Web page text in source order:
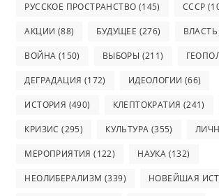
РУССКОЕ ПРОСТРАНСТВО (145) СССР
АКЦИИ (88) БУДУЩЕЕ (276) ВЛАСТЬ
ВОЙНА (150) ВЫБОРЫ (211)
ДЕГРАДАЦИЯ (172) ИДЕОЛОГИИ (66)
ИСТОРИЯ (490) КЛЕПТОКРАТИЯ (241)
КРИЗИС (295) КУЛЬТУРА (355)
МЕРОПРИЯТИЯ (122) НАУКА (132)
НЕОЛИБЕРАЛИЗМ (339) НОВЕЙШАЯ